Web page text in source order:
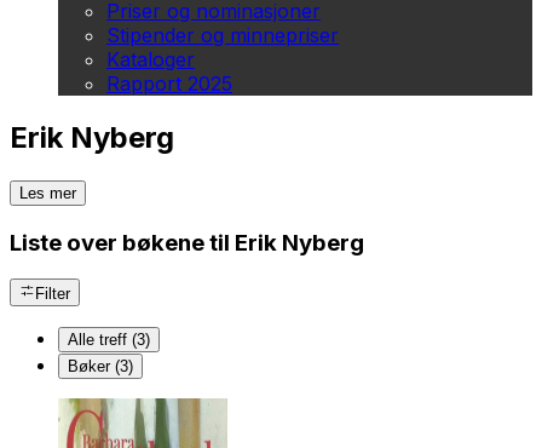
Priser og nominasjoner
Stipender og minnepriser
Kataloger
Rapport 2025
Erik Nyberg
Les mer
Liste over bøkene til Erik Nyberg
Filter
Alle treff (3)
Bøker (3)